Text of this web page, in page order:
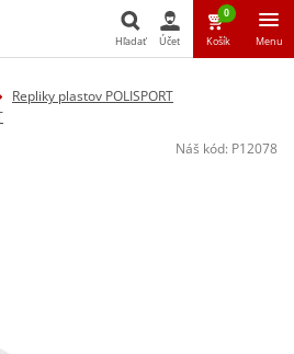
Hľadať Účet
0
Košík Menu
Repliky plastov POLISPORT
Náš kód: P12078